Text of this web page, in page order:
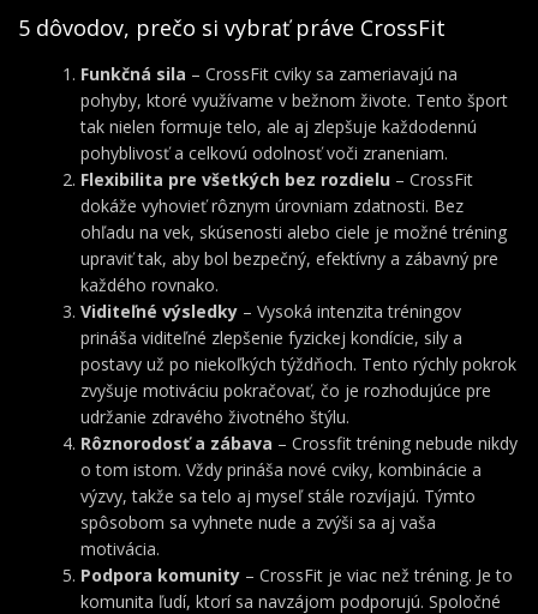
5 dôvodov, prečo si vybrať práve CrossFit
Funkčná sila – CrossFit cviky sa zameriavajú na
pohyby, ktoré využívame v bežnom živote. Tento šport
tak nielen formuje telo, ale aj zlepšuje každodennú
pohyblivosť a celkovú odolnosť voči zraneniam.
Flexibilita pre všetkých bez rozdielu – CrossFit
dokáže vyhovieť rôznym úrovniam zdatnosti. Bez
ohľadu na vek, skúsenosti alebo ciele je možné tréning
upraviť tak, aby bol bezpečný, efektívny a zábavný pre
každého rovnako.
Viditeľné výsledky – Vysoká intenzita tréningov
prináša viditeľné zlepšenie fyzickej kondície, sily a
postavy už po niekoľkých týždňoch. Tento rýchly pokrok
zvyšuje motiváciu pokračovať, čo je rozhodujúce pre
udržanie zdravého životného štýlu.
Rôznorodosť a zábava – Crossfit tréning nebude nikdy
o tom istom. Vždy prináša nové cviky, kombinácie a
výzvy, takže sa telo aj myseľ stále rozvíjajú. Týmto
spôsobom sa vyhnete nude a zvýši sa aj vaša
motivácia.
Podpora komunity – CrossFit je viac než tréning. Je to
komunita ľudí, ktorí sa navzájom podporujú. Spoločné